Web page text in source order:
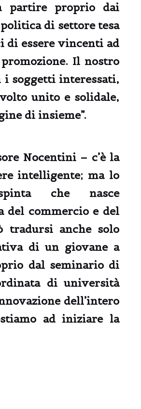
proprio dai
di settore tesa
di essere vincenti ad
Il nostro
soggetti interessati,
unito e solidale,
di insieme”.
Nocentini – c’è la
intelligente; ma lo
che nasce
del commercio e del
tradursi anche solo
di un giovane a
dal seminario di
di università
dell’intero
ad iniziare la